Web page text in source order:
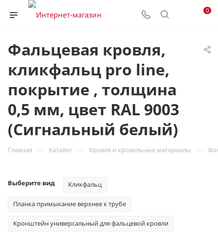
0
Фальцевая кровля,
кликфальц pro line,
покрытие , толщина
0,5 мм, цвет RAL 9003
(Сигнальный белый)
Главная — Каталог — Кровля и кровельные материалы —
Выберите вид Кликфальц
Планка примыкание верхнее к трубе
Кронштейн универсальный для фальцевой кровли